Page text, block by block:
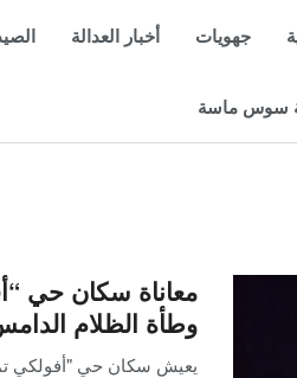
جهويات أخبار العدالة
سوس ماسة
معاناة سكان حي
وطأة الظلام
يعيش سكان حي "أفولكي